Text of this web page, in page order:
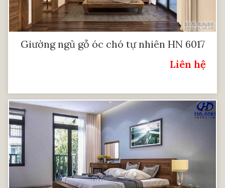
Giường ngủ gỗ óc chó tự nhiên HN 6017
Liên hệ